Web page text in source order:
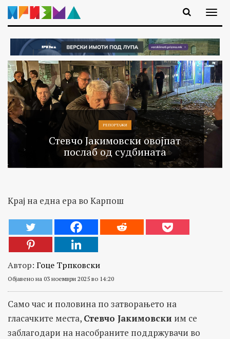
РЕПОРТАЖИ
Стевчо Јакимовски овојпат
послаб од судбината
Крај на една ера во Карпош
Автор: Гоце Трпковски
Објавено на 03 ноември 2025 во 14:20
Само час и половина по затворањето на
гласачките места, Стевчо Јакимовски им се
заблагодари на насобраните поддржувачи во